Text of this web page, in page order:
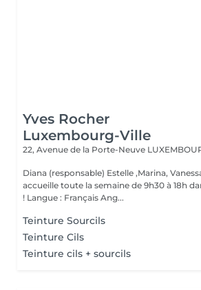
Yves Rocher
Luxembourg-Ville
22, Avenue de la Porte-Neuve
Diana (responsable) Estelle ,Marina,
accueille toute la semaine de 9h30 à 18h
! Langue : Français Ang...
Teinture Sourcils
Teinture Cils
Teinture cils + sourcils